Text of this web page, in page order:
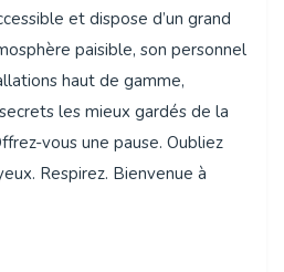
et dispose d’un grand
paisible, son personnel
haut de gamme,
les mieux gardés de la
vous une pause. Oubliez
Respirez. Bienvenue à